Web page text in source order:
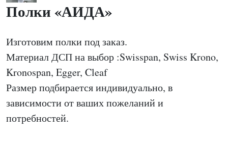
Полки «АИДА»
Изготовим полки под заказ.
Материал ДСП на выбор :Swisspan, Swiss Krono,
Kronospan, Egger, Cleaf
Размер подбирается индивидуально, в
зависимости от ваших пожеланий и
потребностей.